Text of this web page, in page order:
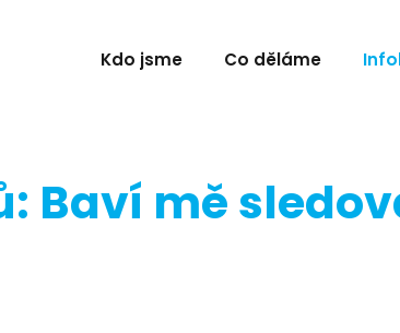
Kdo jsme Co děláme
Baví mě